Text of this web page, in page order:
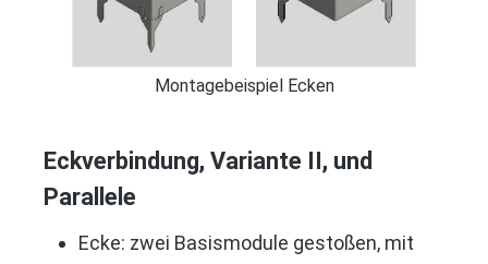
Montagebeispiel Ecken
Eckverbindung, Variante II, und
Parallele
Ecke: zwei Basismodule gestoßen, mit